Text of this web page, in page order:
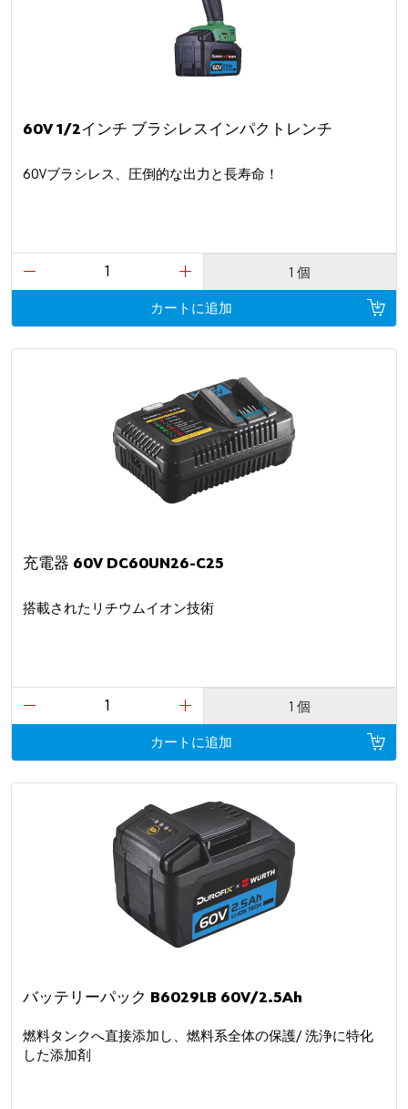
60V 1/2インチ ブラシレスインパクトレンチ
60Vブラシレス、圧倒的な出力と長寿命！
1 個
カートに追加
充電器 60V DC60UN26-C25
搭載されたリチウムイオン技術
1 個
カートに追加
バッテリーパック B6029LB 60V/2.5Ah
燃料タンクへ直接添加し、燃料系全体の保護/ 洗浄に特化
した添加剤